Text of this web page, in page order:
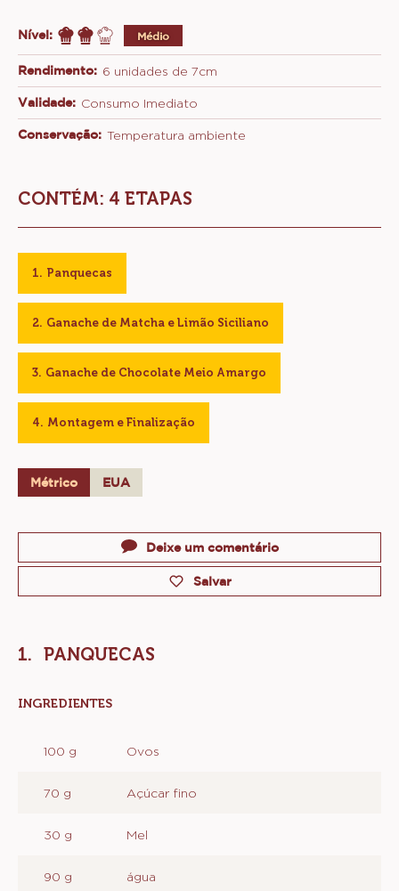
Nível: Médio
Rendimento: 6 unidades de 7cm
Validade: Consumo Imediato
Conservação: Temperatura ambiente
CONTÉM: 4 ETAPAS
Panquecas
Ganache de Matcha e Limão Siciliano
Ganache de Chocolate Meio Amargo
Montagem e Finalização
Métrico EUA
Deixe um comentário
Salvar
PANQUECAS
INGREDIENTES
100 g Ovos
70 g Açúcar fino
30 g Mel
90 g água